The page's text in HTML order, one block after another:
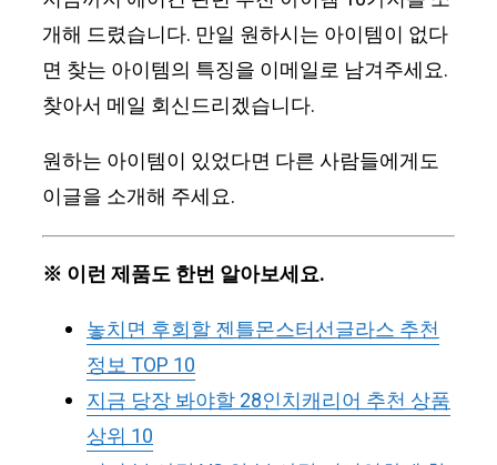
개해 드렸습니다. 만일 원하시는 아이템이 없다
면 찾는 아이템의 특징을 이메일로 남겨주세요.
찾아서 메일 회신드리겠습니다.
원하는 아이템이 있었다면 다른 사람들에게도
이글을 소개해 주세요.
※ 이런 제품도 한번 알아보세요.
놓치면 후회할 젠틀몬스터선글라스 추천
정보 TOP 10
지금 당장 봐야할 28인치캐리어 추천 상품
상위 10